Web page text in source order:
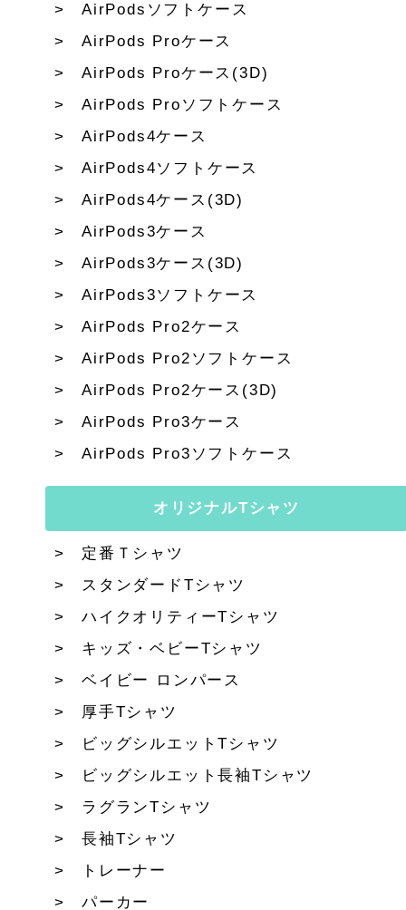
AirPodsソフトケース
AirPods Proケース
AirPods Proケース(3D)
AirPods Proソフトケース
AirPods4ケース
AirPods4ソフトケース
AirPods4ケース(3D)
AirPods3ケース
AirPods3ケース(3D)
AirPods3ソフトケース
AirPods Pro2ケース
AirPods Pro2ソフトケース
AirPods Pro2ケース(3D)
AirPods Pro3ケース
AirPods Pro3ソフトケース
オリジナルTシャツ
定番Ｔシャツ
スタンダードTシャツ
ハイクオリティーTシャツ
キッズ・ベビーTシャツ
ベイビー ロンパース
厚手Tシャツ
ビッグシルエットTシャツ
ビッグシルエット長袖Tシャツ
ラグランTシャツ
長袖Tシャツ
トレーナー
パーカー